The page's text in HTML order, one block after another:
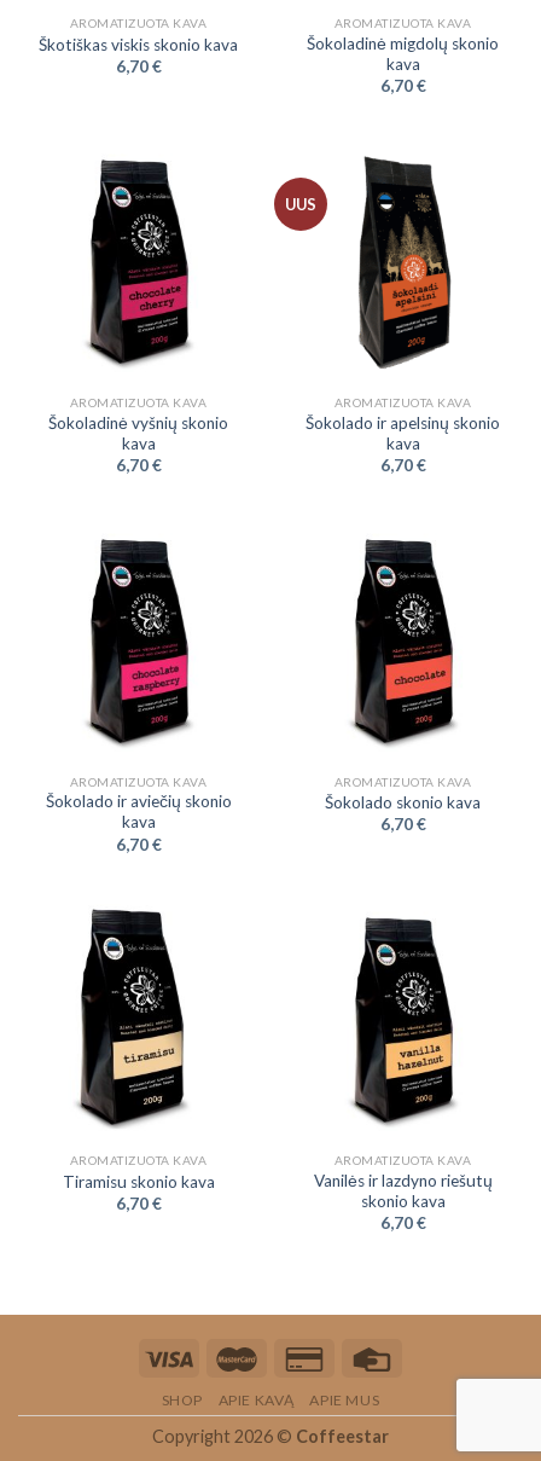
AROMATIZUOTA KAVA
Škotiškas viskis skonio kava
6,70€
AROMATIZUOTA KAVA
Šokoladinė migdolų skonio
kava
6,70€
AROMATIZUOTA KAVA
Šokoladinė vyšnių skonio
kava
6,70€
UUS
AROMATIZUOTA KAVA
Šokolado ir apelsinų skonio
kava
6,70€
AROMATIZUOTA KAVA
Šokolado ir aviečių skonio
kava
6,70€
AROMATIZUOTA KAVA
Šokolado skonio kava
6,70€
AROMATIZUOTA KAVA
Tiramisu skonio kava
6,70€
AROMATIZUOTA KAVA
Vanilės ir lazdyno riešutų
skonio kava
6,70€
SHOP APIE KAVĄ APIE MUS
Copyright 2026 © Coffeestar